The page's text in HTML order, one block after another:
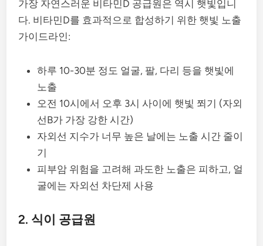
가장 자연스러운 비타민D 공급원은 역시 햇빛입니
다. 비타민D를 효과적으로 합성하기 위한 햇빛 노출
가이드라인:
하루 10-30분 정도 얼굴, 팔, 다리 등을 햇빛에
노출
오전 10시에서 오후 3시 사이에 햇빛 쬐기 (자외
선B가 가장 강한 시간)
자외선 지수가 너무 높은 날에는 노출 시간 줄이
기
피부암 위험을 고려해 과도한 노출은 피하고, 얼
굴에는 자외선 차단제 사용
2. 식이 공급원